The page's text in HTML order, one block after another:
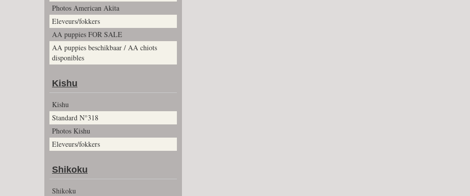
Photos American Akita
Eleveurs/fokkers
AA puppies FOR SALE
AA puppies beschikbaar / AA chiots
disponibles
Kishu
Kishu
Standard N°318
Photos Kishu
Eleveurs/fokkers
Shikoku
Shikoku